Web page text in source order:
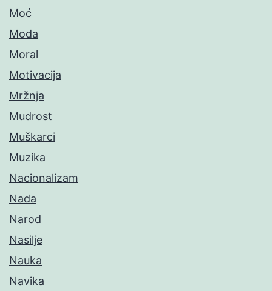
Moć
Moda
Moral
Motivacija
Mržnja
Mudrost
Muškarci
Muzika
Nacionalizam
Nada
Narod
Nasilje
Nauka
Navika